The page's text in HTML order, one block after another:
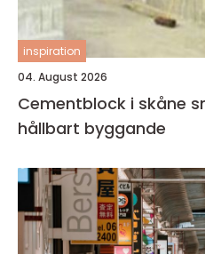
inspiration
04. August 2026
Cementblock i skåne smarta lösningar för
hållbart byggande